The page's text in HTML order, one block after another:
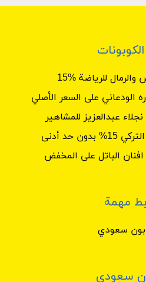
للرياضة %15
على السعر الأصلي
عبدالعزيز للمشاهير
حد أدنى
الباتل على المخفض
مهمة
سعودي
سعودي